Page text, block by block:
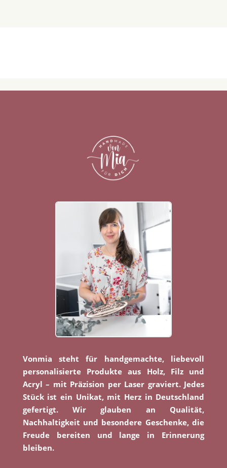
Vonmia steht für handgemachte, liebevoll
personalisierte Produkte aus Holz, Filz und
Acryl – mit Präzision per Laser graviert. Jedes
Stück ist ein Unikat, mit Herz in Deutschland
gefertigt. Wir glauben an Qualität,
Nachhaltigkeit und besondere Geschenke, die
Freude bereiten und lange in Erinnerung
bleiben.